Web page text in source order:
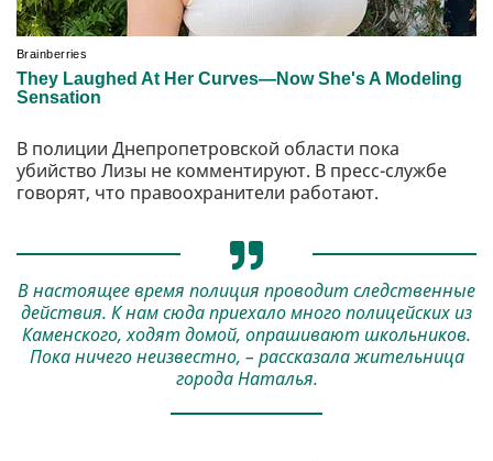
В полиции Днепропетровской области пока
убийство Лизы не комментируют. В пресс-службе
говорят, что правоохранители работают.
В настоящее время полиция проводит следственные
действия. К нам сюда приехало много полицейских из
Каменского, ходят домой, опрашивают школьников.
Пока ничего неизвестно, – рассказала жительница
города Наталья.